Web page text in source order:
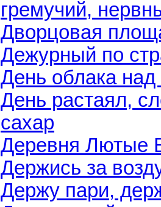
гремучий,
Дворцовая
Дежурный по
День облака
День растаял,
сахар
Деревня Лютые
Держись за
Держу пари,